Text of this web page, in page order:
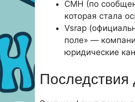
CMH (по
которая стала
Vsrap
поле» —
юридические
Последствия